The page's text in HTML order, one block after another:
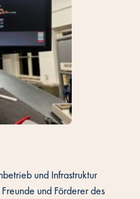
und Infrastruktur
und Förderer des